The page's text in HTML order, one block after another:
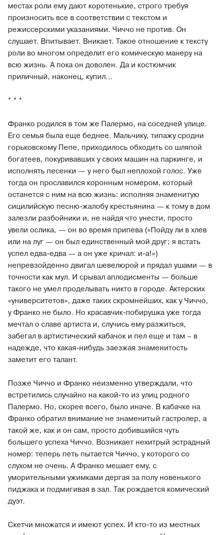
местах роли ему дают коротенькие, строго требуя
произносить все в соответствии с текстом и
режиссерскими указаниями. Чиччо не против. Он
слушает. Впитывает. Вникает. Такое отношение к тексту
роли во многом определит его комическую манеру на
всю жизнь. А пока он доволен. Да и костюмчик
приличный, наконец, купил…
* * *
Франко родился в том же Палермо, на соседней улице.
Его семья была еще беднее. Мальчику, типажу сродни
горьковскому Пепе, приходилось обходить со шляпой
богатеев, покуривавших у своих машин на паркинге, и
исполнять песенки — у него был неплохой голос. Уже
тогда он прославился коронным номером, который
останется с ним на всю жизнь: исполняя знаменитую
сицилийскую песню-жалобу крестьянина — к тому в дом
залезли разбойники и, не найдя что унести, просто
увели ослика, — он во время припева («Пойду ли в хлев
или на луг — он был единственный мой друг; я встать
успел едва-едва — а он уже кричал: и-а!»)
непревзойденно двигал шевелюрой и прядал ушами — в
точности как мул. И срывал аплодисменты — больше
такого не умел проделывать никто в городе. Актерских
«университетов», даже таких скромнейших, как у Чиччо,
у Франко не было. Но красавчик-побирушка уже тогда
мечтал о славе артиста и, случись ему разжиться,
забегал в артистический кабачок и пел еще и там – в
надежде, что какая-нибудь заезжая знаменитость
заметит его талант.
Позже Чиччо и Франко неизменно утверждали, что
встретились случайно на какой-то из улиц родного
Палермо. Но, скорее всего, было иначе. В кабачке на
Франко обратил внимание не знаменитый гастролер, а
такой же, как и он сам, просто добившийся чуть
большего успеха Чиччо. Возникает нехитрый эстрадный
номер: теперь петь пытается Чиччо, у которого со
слухом не очень. А Франко мешает ему, с
уморительными ужимками дергая за полу новенького
пиджака и подмигивая в зал. Так рождается комический
дуэт.
Скетчи множатся и имеют успех. И кто-то из местных